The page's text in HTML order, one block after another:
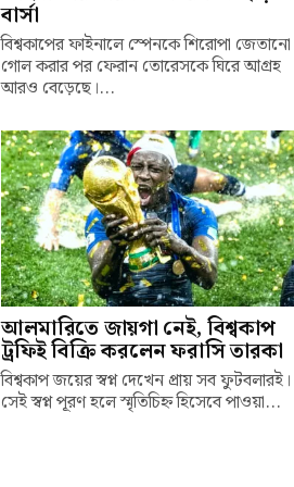
বার্সা
বিশ্বকাপের ফাইনালে স্পেনকে শিরোপা জেতানো
গোল করার পর ফেরান তোরেসকে ঘিরে আগ্রহ
আরও বেড়েছে।...
আলমারিতে জায়গা নেই, বিশ্বকাপ
ট্রফিই বিক্রি করলেন ফরাসি তারকা
বিশ্বকাপ জয়ের স্বপ্ন দেখেন প্রায় সব ফুটবলারই।
সেই স্বপ্ন পূরণ হলে স্মৃতিচিহ্ন হিসেবে পাওয়া...